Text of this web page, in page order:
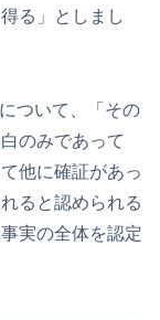
る」としまし
ついて、「その
のみであって
他に確証があっ
ると認められる
実の全体を認定